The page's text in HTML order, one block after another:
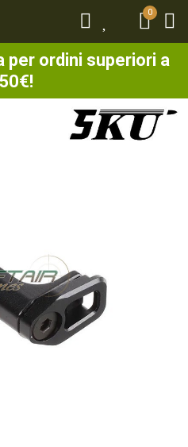
0
per ordini superiori a
0